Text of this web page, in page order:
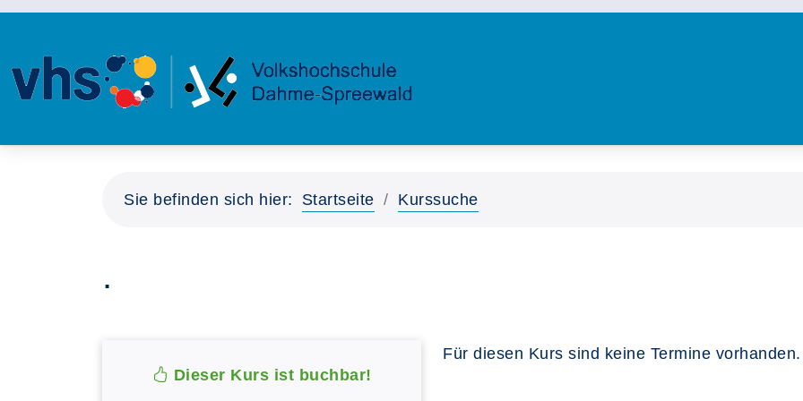
Sie befinden sich hier: Startseite Kurssuche
.
Dieser Kurs ist buchbar!
Für diesen Kurs sind keine Termine vorhanden.